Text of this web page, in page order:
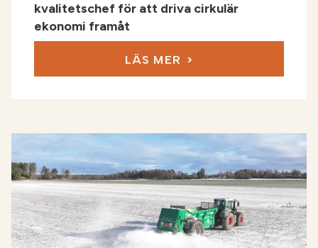
kvalitetschef för att driva cirkulär
ekonomi framåt
LÄS MER